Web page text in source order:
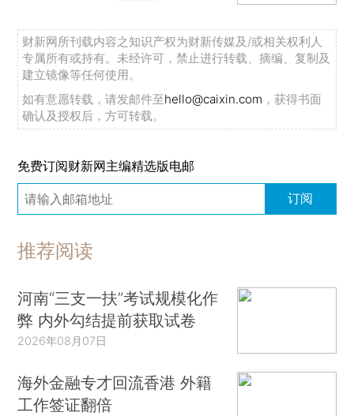
财新网所刊载内容之知识产权为财新传媒及/或相关权利人
专属所有或持有。未经许可，禁止进行转载、摘编、复制及
建立镜像等任何使用。
如有意愿转载，请发邮件至hello@caixin.com ，获得书面
确认及授权后，方可转载。
免费订阅财新网主编精选版电邮
订阅
推荐阅读
河南“三支一扶”考试规模化作
弊 内外勾结提前获取试卷
2026年08月07日
海外金融专才回流香港 外籍
工作签证翻倍